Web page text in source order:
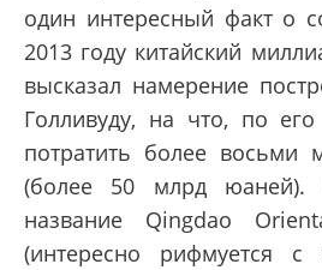
один интересный факт о
2013 году китайский
высказал намерение
Голливуду, на что, по
потратить более восьми
(более 50 млрд юаней).
название Qingdao
(интересно рифмуется